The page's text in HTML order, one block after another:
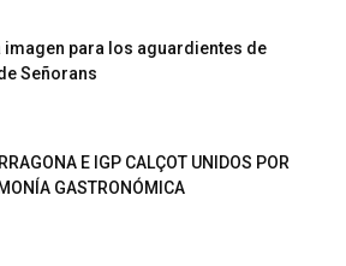
imagen para los aguardientes de
Señorans
E IGP CALÇOT UNIDOS POR
GASTRONÓMICA